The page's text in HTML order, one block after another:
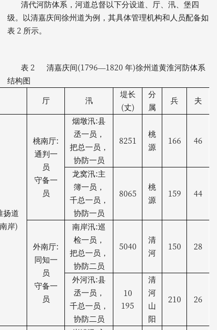
清代河防体系，河道总督以下分设道、厅、汛、堡四
级。以清嘉庆间徐州道为例，其具体管理机构和人员配备如
表 2 所示。
表 2 清嘉庆间(1796—1820 年)徐州道黄淮河防体系
结构图
厅 汛
堤长
(丈)
分
属
兵 夫
扬道
南岸)
桃南厅:
通判一
员
守备一
员
烟墩汛:县
丞一员，
把总一员，
协防一员
8251
桃
源
166 46
龙窝汛:主
簿一员，
千总一员，
协防一员
8065
桃
源
159 44
外南厅:
同知一
员
守备一
员
南岸汛:巡
检一员，
把总一员，
协防二员
5040
清
河
150 28
外河汛:县
丞一员，
千总一员，
协防二员
10
195
清
河
山
阳
210 26